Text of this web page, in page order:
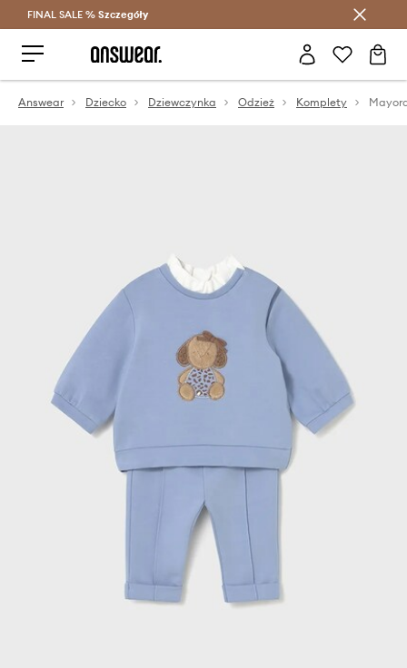
Oszczędzaj z Answear Club >
FINAL SALE % Szczegóły
Answear Dziecko Dziewczynka Odzież Komplety